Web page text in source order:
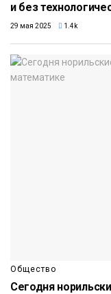
и без
29 мая 2025 1.4k
Общество
Сегодня